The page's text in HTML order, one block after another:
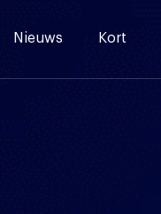
Nieuws Kort